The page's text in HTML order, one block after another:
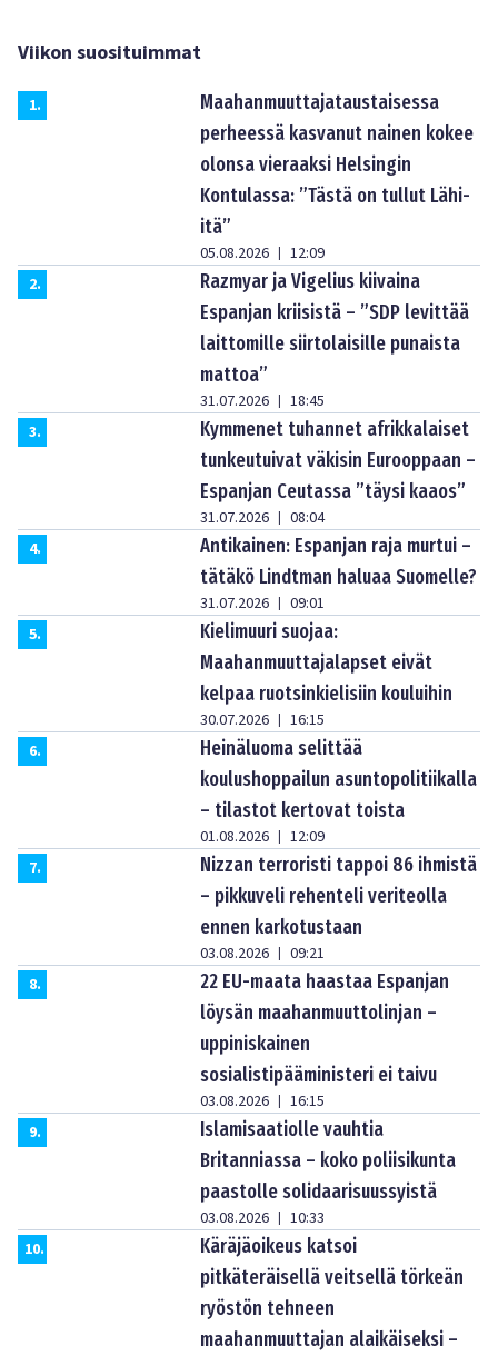
Viikon suosituimmat
1.
Maahanmuuttajataustaisessa
perheessä kasvanut nainen kokee
olonsa vieraaksi Helsingin
Kontulassa: ”Tästä on tullut Lähi-
itä”
05.08.2026 | 12:09
2.
Razmyar ja Vigelius kiivaina
Espanjan kriisistä – ”SDP levittää
laittomille siirtolaisille punaista
mattoa”
31.07.2026 | 18:45
3.
Kymmenet tuhannet afrikkalaiset
tunkeutuivat väkisin Eurooppaan –
Espanjan Ceutassa ”täysi kaaos”
31.07.2026 | 08:04
4.
Antikainen: Espanjan raja murtui –
tätäkö Lindtman haluaa Suomelle?
31.07.2026 | 09:01
5.
Kielimuuri suojaa:
Maahanmuuttajalapset eivät
kelpaa ruotsinkielisiin kouluihin
30.07.2026 | 16:15
6.
Heinäluoma selittää
koulushoppailun asuntopolitiikalla
– tilastot kertovat toista
01.08.2026 | 12:09
7.
Nizzan terroristi tappoi 86 ihmistä
– pikkuveli rehenteli veriteolla
ennen karkotustaan
03.08.2026 | 09:21
8.
22 EU-maata haastaa Espanjan
löysän maahanmuuttolinjan –
uppiniskainen
sosialistipääministeri ei taivu
03.08.2026 | 16:15
9.
Islamisaatiolle vauhtia
Britanniassa – koko poliisikunta
paastolle solidaarisuussyistä
03.08.2026 | 10:33
10.
Käräjäoikeus katsoi
pitkäteräisellä veitsellä törkeän
ryöstön tehneen
maahanmuuttajan alaikäiseksi –